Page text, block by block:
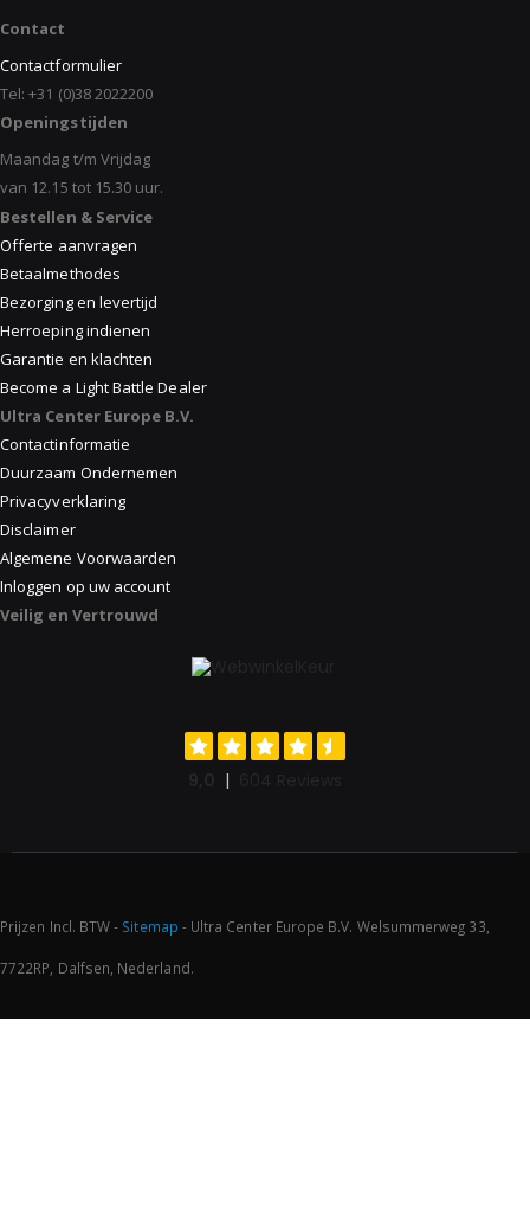
Contact
Contactformulier
Tel: +31 (0)38 2022200
Openingstijden
Maandag t/m Vrijdag
van 12.15 tot 15.30 uur.
Bestellen & Service
Offerte aanvragen
Betaalmethodes
Bezorging en levertijd
Herroeping indienen
Garantie en klachten
Become a Light Battle Dealer
Ultra Center Europe B.V.
Contactinformatie
Duurzaam Ondernemen
Privacyverklaring
Disclaimer
Algemene Voorwaarden
Inloggen op uw account
Veilig en Vertrouwd
Prijzen Incl. BTW - Sitemap - Ultra Center Europe B.V. Welsummerweg 33,
7722RP, Dalfsen, Nederland.